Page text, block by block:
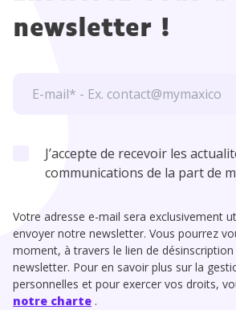
newsletter !
J’accepte de recevoir les
communications de la part de
Votre adresse e-mail sera exclusivement
envoyer notre newsletter. Vous pourrez
moment, à travers le lien de
newsletter. Pour en savoir plus sur la
personnelles et pour exercer vos droits,
notre charte .